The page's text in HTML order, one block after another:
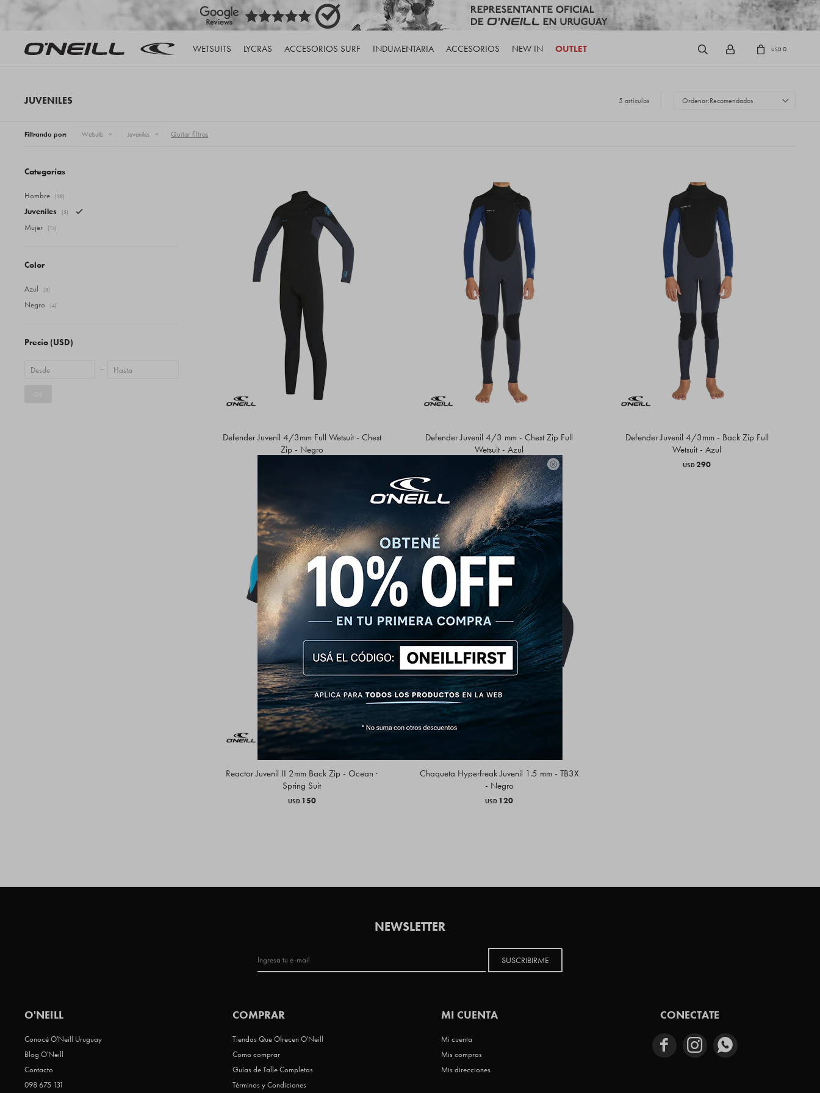

WETSUITS LYCRAS ACCESORIOS SURF INDUMENTARIA ACCESORIOS NEW IN OUTLET USD0
JUVENILES 5 artículos Recomendados
Filtrando por: Wetsuits Juveniles Quitar filtros
Defender Juvenil 4/3mm Full Wetsuit - Chest
Zip - Negro
Defender Juvenil 4/3 mm - Chest Zip Full
Wetsuit - Azul
USD290
Defender Juvenil 4/3mm - Back Zip Full
Wetsuit - Azul
USD290
Reactor Juvenil II 2mm Back Zip - Ocean ·
Spring Suit
USD 150
Chaqueta Hyperfreak Juvenil 1.5 mm - TB3X
- Negro
USD 120
Categorías
Hombre (28)
Juveniles (5)
Mujer (14)
Precio (USD)
Color
Azul (3)
Negro (4)
CONECTATE
  
O'NEILL
Conocé O'Neill Uruguay
Blog O'Neill
Contacto
098 675 131
COMPRAR
Tiendas Que Ofrecen O'Neill
Como comprar
Guías de Talle Completas
Términos y Condiciones
MI CUENTA
Mi cuenta
Mis compras
Mis direcciones
NEWSLETTER
SUSCRIBIRME